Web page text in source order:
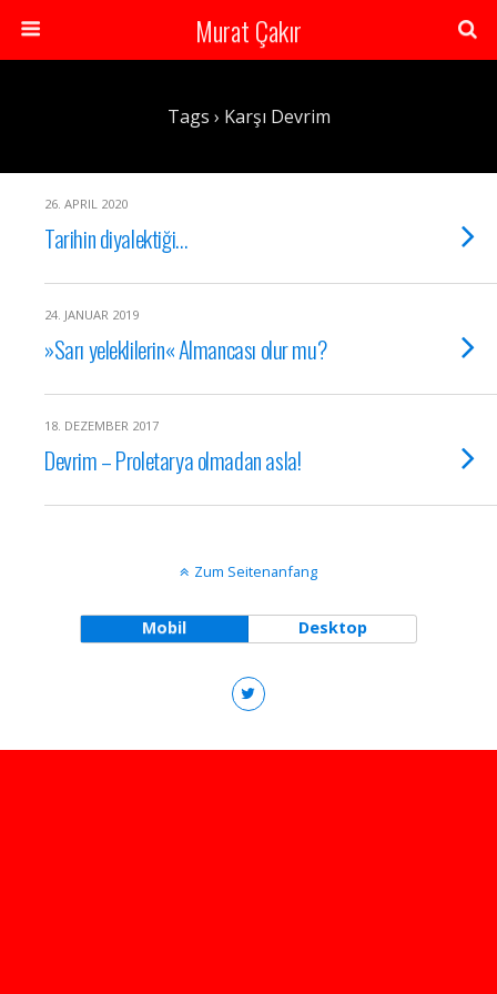
Murat Çakır
Tags › Karşı Devrim
26. APRIL 2020
Tarihin diyalektiği…
24. JANUAR 2019
»Sarı yeleklilerin« Almancası olur mu?
18. DEZEMBER 2017
Devrim – Proletarya olmadan asla!
Zum Seitenanfang
Mobil Desktop